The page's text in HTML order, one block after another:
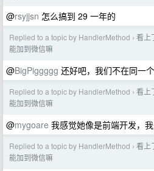
@rsyjjsn 怎么搞到 29 一年的
Replied to a topic by HandlerMethod › 看上
能加到微信嘛
@BigPiggggg 还好吧，我们不在同一
Replied to a topic by HandlerMethod › 看上
能加到微信嘛
@mygoare 我感觉她像是前端开发，
Replied to a topic by HandlerMethod › 看上
能加到微信嘛